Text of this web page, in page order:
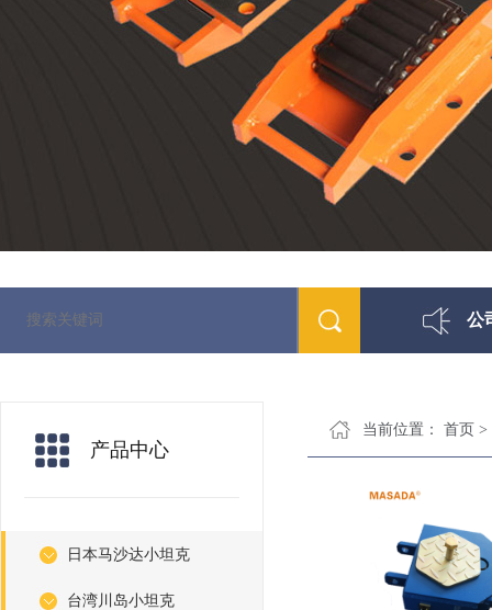
公
产品中心
日本马沙达小坦克
台湾川岛小坦克
当前位置： 首页 >